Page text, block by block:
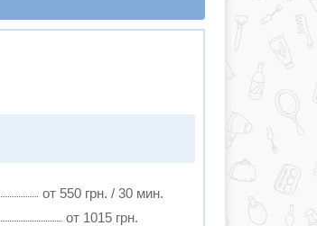
от 550 грн. / 30 мин.
от 1015 грн.